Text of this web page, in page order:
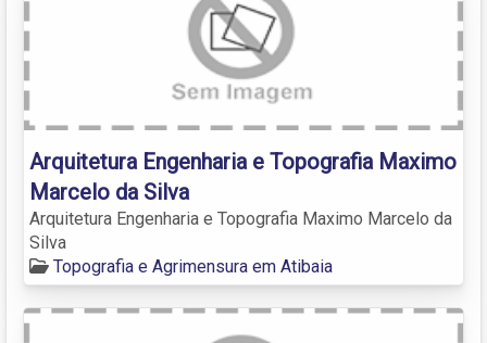
Arquitetura Engenharia e Topografia Maximo
Marcelo da Silva
Arquitetura Engenharia e Topografia Maximo Marcelo da
Silva
Topografia e Agrimensura em Atibaia